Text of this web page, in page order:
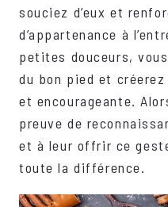
souciez d’eux et
d’appartenance à
petites douceurs,
du bon pied et
et encourageante.
preuve de
et à leur offrir ce
toute la différence.